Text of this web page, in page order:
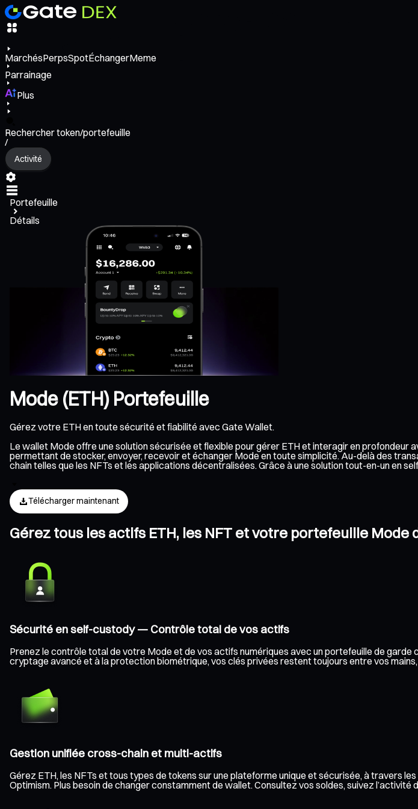
MarchésPerpsSpotÉchangerMeme
Parrainage
Plus
Rechercher token/portefeuille
/
Activité
Portefeuille
Détails
Mode (ETH) Portefeuille
Gérez votre ETH en toute sécurité et fiabilité avec Gate Wallet.
Le wallet Mode offre une solution sécurisée et flexible pour gérer ETH et interagir en profondeur
permettant de stocker, envoyer, recevoir et échanger Mode en toute simplicité. Au-delà des
chain telles que les NFTs et les applications décentralisées. Grâce à une solution tout-en-un en
Télécharger maintenant
Gérez tous les actifs ETH, les NFT et votre portefeuille Mode
Sécurité en self-custody — Contrôle total de vos actifs
Prenez le contrôle total de votre Mode et de vos actifs numériques avec un portefeuille de
cryptage avancé et à la protection biométrique, vos clés privées restent toujours entre vos
Gestion unifiée cross-chain et multi-actifs
Gérez ETH, les NFTs et tous types de tokens sur une plateforme unique et sécurisée, à travers
Optimism. Plus besoin de changer constamment de wallet. Consultez vos soldes, suivez